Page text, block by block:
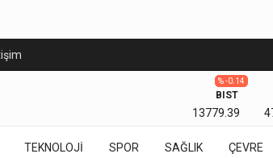
BIST
13779.39
% -0.14
TEKNOLOJİ SPOR SAĞLIK ÇEVRE